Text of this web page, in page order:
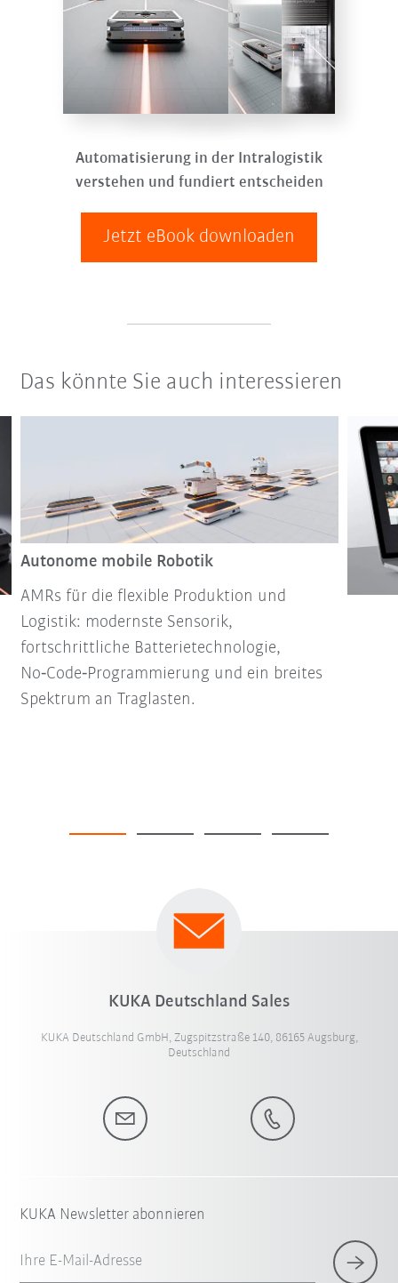
Automatisierung in der Intralogistik
verstehen und fundiert entscheiden
Jetzt eBook downloaden
Das könnte Sie auch interessieren
Autonome mobile Robotik
AMRs für die flexible Produktion und
Logistik: modernste Sensorik,
fortschrittliche Batterietechnologie,
No‑Code‑Programmierung und ein breites
Spektrum an Traglasten.
KUKA Deutschland Sales
KUKA Deutschland GmbH, Zugspitzstraße 140, 86165 Augsburg,
Deutschland
KUKA Newsletter abonnieren
Ihre E-Mail-Adresse